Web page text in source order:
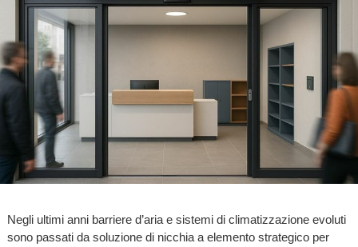
Negli ultimi anni barriere d’aria e sistemi di climatizzazione evoluti
sono passati da soluzione di nicchia a elemento strategico per